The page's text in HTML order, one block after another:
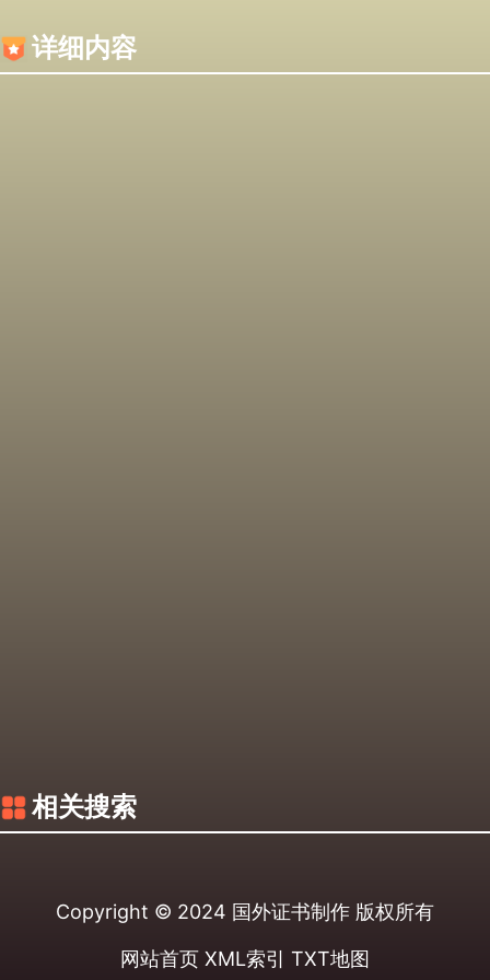
详细内容
相关搜索
Copyright © 2024 国外证书制作 版权所有
网站首页 XML索引 TXT地图